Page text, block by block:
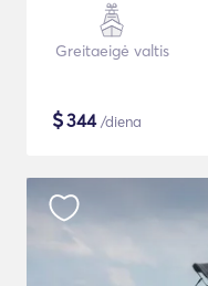
Greitaeigė valtis
$344/diena